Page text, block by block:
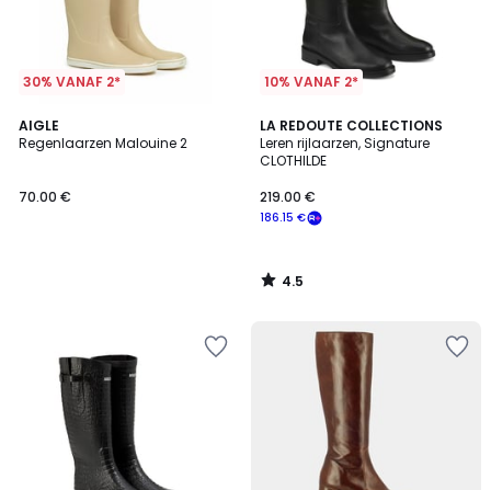
30% VANAF 2*
AIGLE
Regenlaarzen Malouine 2
70.00 €
10% VANAF 2*
LA REDOUTE COLLECTIONS
Leren rijlaarzen, Signature
CLOTHILDE
186.15 €
219.00 €
4.5
/ 5
4.5
/